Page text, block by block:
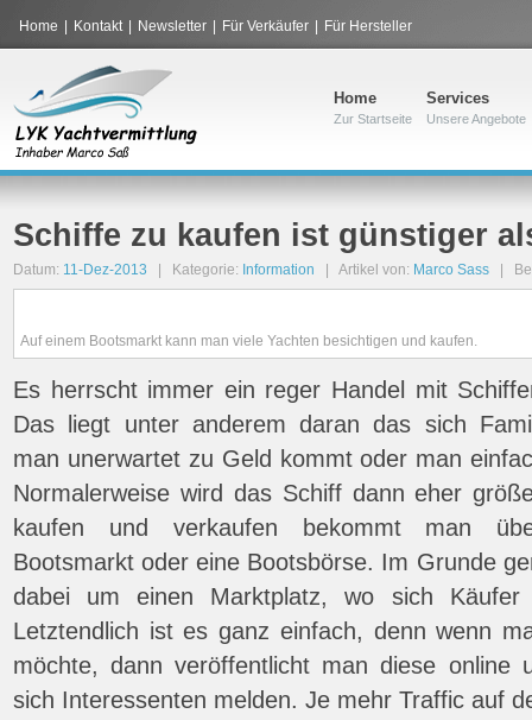
Home Kontakt Newsletter Für Verkäufer Für Hersteller
Home
Zur Startseite
Services
Unsere Angebote
Schiffe zu kaufen ist günstiger
Datum: 11-Dez-2013 | Kategorie: Information | Artikel von: Marco Sass |
Auf einem Bootsmarkt kann man viele Yachten besichtigen und kaufen.
Es herrscht immer ein reger Handel mit
Das liegt unter anderem daran das sich
man unerwartet zu Geld kommt oder man
Normalerweise wird das Schiff dann eher
kaufen und verkaufen bekommt man
Bootsmarkt oder eine Bootsbörse. Im Grunde
dabei um einen Marktplatz, wo sich Käufer
Letztendlich ist es ganz einfach, denn wenn
möchte, dann veröffentlicht man diese online
sich Interessenten melden. Je mehr Traffic auf